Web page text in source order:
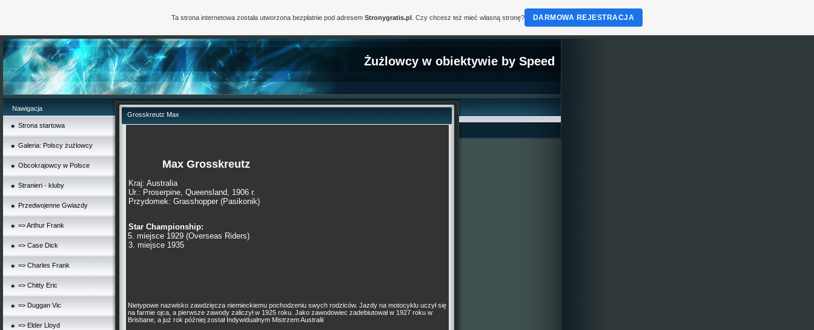
Żużlowcy w obiektywie by Speed
Nawigacja
Strona startowa
Galeria: Polscy żużlowcy
Obcokrajowcy w Polsce
Stranieri - kluby
Przedwojenne Gwiazdy
=> Arthur Frank
=> Case Dick
=> Charles Frank
=> Chitty Eric
=> Duggan Vic
=> Elder Lloyd
Grosskreutz Max
Max Grosskreutz
Kraj: Australia
Ur.: Proserpine, Queensland, 1906 r.
Przydomek: Grasshopper (Pasikonik)
Star Championship:
5. miejsce 1929 (Overseas Riders)
3. miejsce 1935
Nietypowe nazwisko zawdzięcza niemieckiemu pochodzeniu swych rodziców. Jazdy na motocyklu uczył się
na farmie ojca, a pierwsze zawody zaliczył w 1925 roku. Jako zawodowiec zadebiutował w 1927 roku w
Brisbane, a już rok później został Indywidualnym Mistrzem Australii
Ta strona internetowa została utworzona bezpłatnie pod adresem Stronygratis.pl. Czy chcesz też mieć własną stronę? DARMOWA REJESTRACJA